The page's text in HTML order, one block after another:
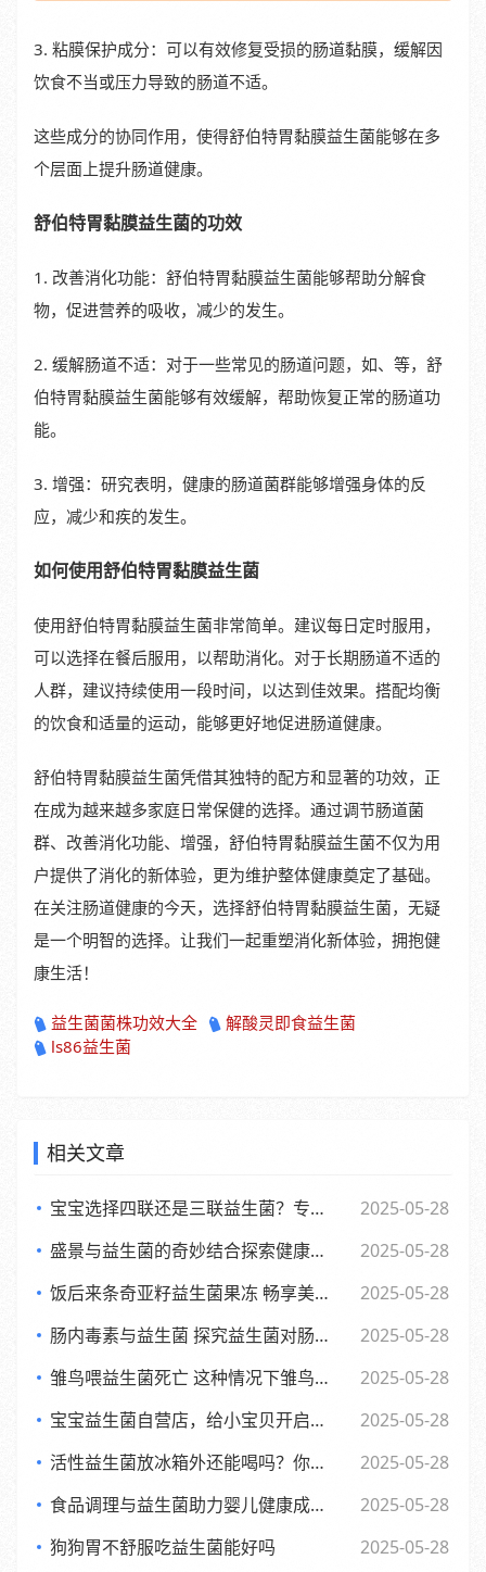
3. 粘膜保护成分：可以有效修复受损的肠道黏膜，缓解因
饮食不当或压力导致的肠道不适。
这些成分的协同作用，使得舒伯特胃黏膜益生菌能够在多
个层面上提升肠道健康。
舒伯特胃黏膜益生菌的功效
1. 改善消化功能：舒伯特胃黏膜益生菌能够帮助分解食
物，促进营养的吸收，减少的发生。
2. 缓解肠道不适：对于一些常见的肠道问题，如、等，舒
伯特胃黏膜益生菌能够有效缓解，帮助恢复正常的肠道功
能。
3. 增强：研究表明，健康的肠道菌群能够增强身体的反
应，减少和疾的发生。
如何使用舒伯特胃黏膜益生菌
使用舒伯特胃黏膜益生菌非常简单。建议每日定时服用，
可以选择在餐后服用，以帮助消化。对于长期肠道不适的
人群，建议持续使用一段时间，以达到佳效果。搭配均衡
的饮食和适量的运动，能够更好地促进肠道健康。
舒伯特胃黏膜益生菌凭借其独特的配方和显著的功效，正
在成为越来越多家庭日常保健的选择。通过调节肠道菌
群、改善消化功能、增强，舒伯特胃黏膜益生菌不仅为用
户提供了消化的新体验，更为维护整体健康奠定了基础。
在关注肠道健康的今天，选择舒伯特胃黏膜益生菌，无疑
是一个明智的选择。让我们一起重塑消化新体验，拥抱健
康生活！
益生菌菌株功效大全
解酸灵即食益生菌
ls86益生菌
相关文章
宝宝选择四联还是三联益生菌？专家观点大，妈妈们必看
2025-05-28
盛景与益生菌的奇妙结合探索健康新生活方式
2025-05-28
饭后来条奇亚籽益生菌果冻 畅享美味与健康的小确幸
2025-05-28
肠内毒素与益生菌 探究益生菌对肠内毒素的作用及功效
2025-05-28
雏鸟喂益生菌死亡 这种情况下雏鸟还能否食用
2025-05-28
宝宝益生菌自营店，给小宝贝开启肠道新世界，舒适快乐每一天
2025-05-28
活性益生菌放冰箱外还能喝吗？你可能不知道的
2025-05-28
食品调理与益生菌助力婴儿健康成长的全新探索
2025-05-28
狗狗胃不舒服吃益生菌能好吗
2025-05-28